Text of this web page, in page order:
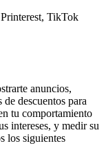
TikTok
anuncios,
descuentos para
tu comportamiento
intereses, y medir su
los siguientes